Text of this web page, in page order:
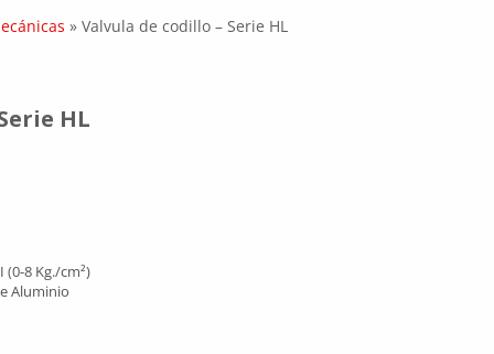
» Valvula de codillo – Serie HL
HL
(0-8 Kg./cm²)
Aluminio